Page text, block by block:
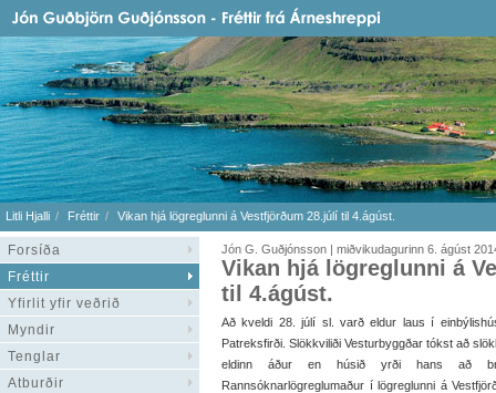
Litli Hjalli Fréttir Vikan hjá lögreglunni á Vestfjörðum 28.júlí til 4.ágúst.
Forsíða
Fréttir
Yfirlit yfir veðrið
Myndir
Tenglar
Atburðir
Jón G. Guðjónsson | miðvikudagurinn 6. ágúst
Vikan hjá lögreglunni á
til 4.ágúst.
Að kveldi 28. júlí sl. varð eldur laus í
Patreksfirði. Slökkviliði Vesturbyggðar tókst að
eldinn áður en húsið yrði hans að
Rannsóknarlögreglumaður í lögreglunni á